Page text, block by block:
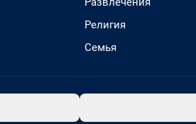
Религия
Семья